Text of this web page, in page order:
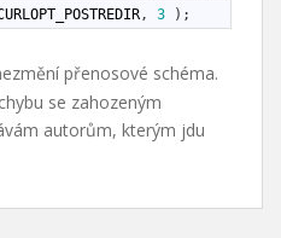
, 3 ) ;
přenosové schéma.
se zahozeným
autorům, kterým jdu